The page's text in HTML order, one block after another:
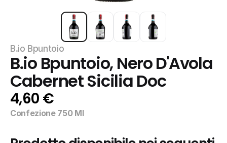
B.io Bpuntoio
B.io Bpuntoio, Nero D'Avola
Cabernet Sicilia Doc
4,60 €
Confezione 750 Ml